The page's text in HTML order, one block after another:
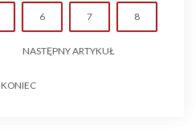
6 7 8
NASTĘPNY ARTYKUŁ
KONIEC